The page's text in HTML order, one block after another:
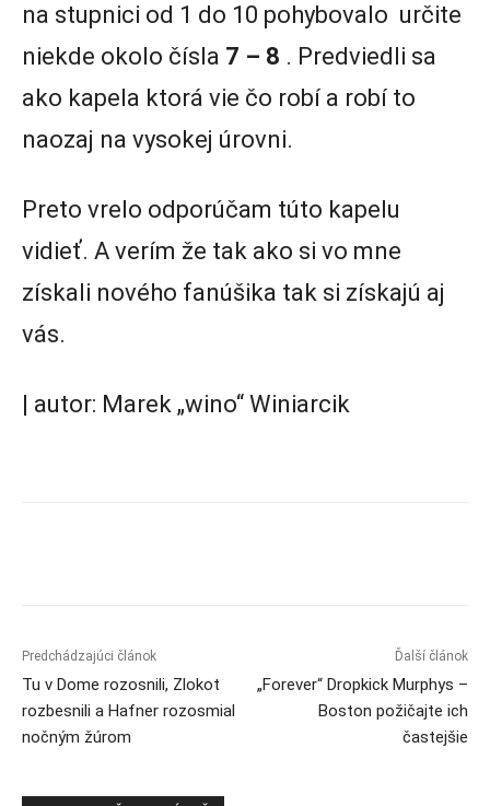
na stupnici od 1 do 10 pohybovalo určite
niekde okolo čísla 7 – 8 . Predviedli sa
ako kapela ktorá vie čo robí a robí to
naozaj na vysokej úrovni.
Preto vrelo odporúčam túto kapelu
vidieť. A verím že tak ako si vo mne
získali nového fanúšika tak si získajú aj
vás.
| autor: Marek „wino“ Winiarcik
Predchádzajúci článok
Tu v Dome rozosnili, Zlokot
rozbesnili a Hafner rozosmial
nočným žúrom
Ďalší článok
„Forever“ Dropkick Murphys –
Boston požičajte ich
častejšie